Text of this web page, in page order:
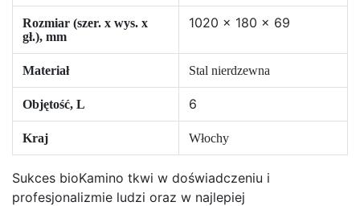
Rozmiar (szer. x wys. x
gł.), mm
1020 x 180 x 69
Materiał Stal nierdzewna
Objętość, L 6
Kraj Włochy
Sukces bioKamino tkwi w doświadczeniu i
profesjonalizmie ludzi oraz w najlepiej